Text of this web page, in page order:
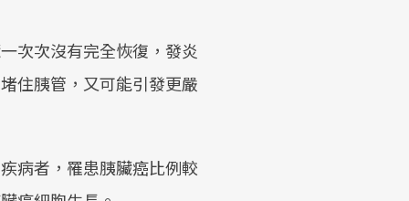
次次沒有完全恢復，發炎
住胰管，又可能引發更嚴
病者，罹患胰臟癌比例較